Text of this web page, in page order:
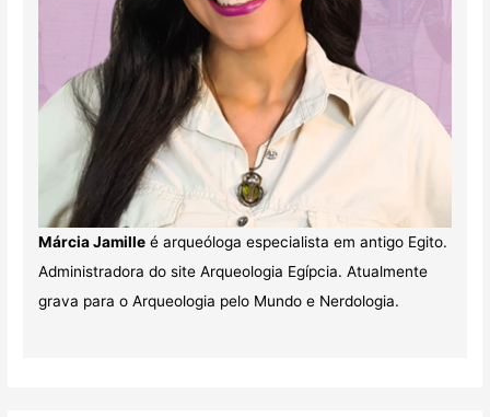
Márcia Jamilleé arqueóloga especialista em antigo Egito.
Administradora do site Arqueologia Egípcia. Atualmente
grava para o Arqueologia pelo Mundo e Nerdologia.